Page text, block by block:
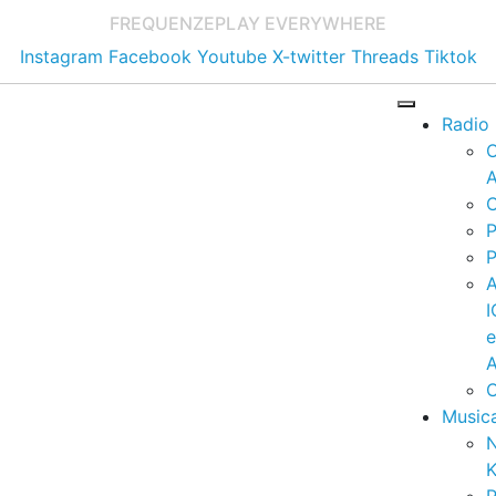
FREQUENZEPLAY EVERYWHERE
Instagram Facebook Youtube X-twitter Threads Tiktok
Radio
e